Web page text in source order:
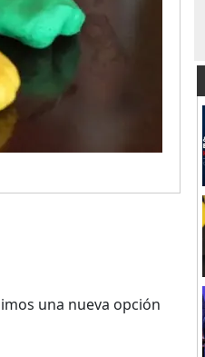
una nueva opción